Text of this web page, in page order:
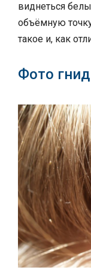
виднеться
объёмную точку
такое и, как
Фото